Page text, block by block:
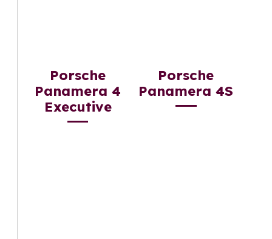
Porsche
Panamera 4
Executive
Porsche
Panamera 4S